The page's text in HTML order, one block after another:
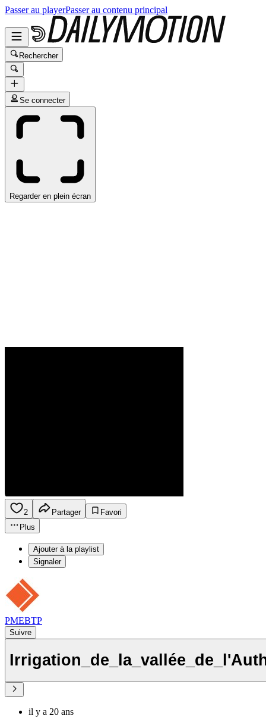
Passer au playerPasser au contenu principal
Rechercher
Se connecter
Regarder en plein écran
2 Partager
Favori
Plus
Ajouter à la playlist
Signaler
PMEBTP
Suivre
il y a 20 ans